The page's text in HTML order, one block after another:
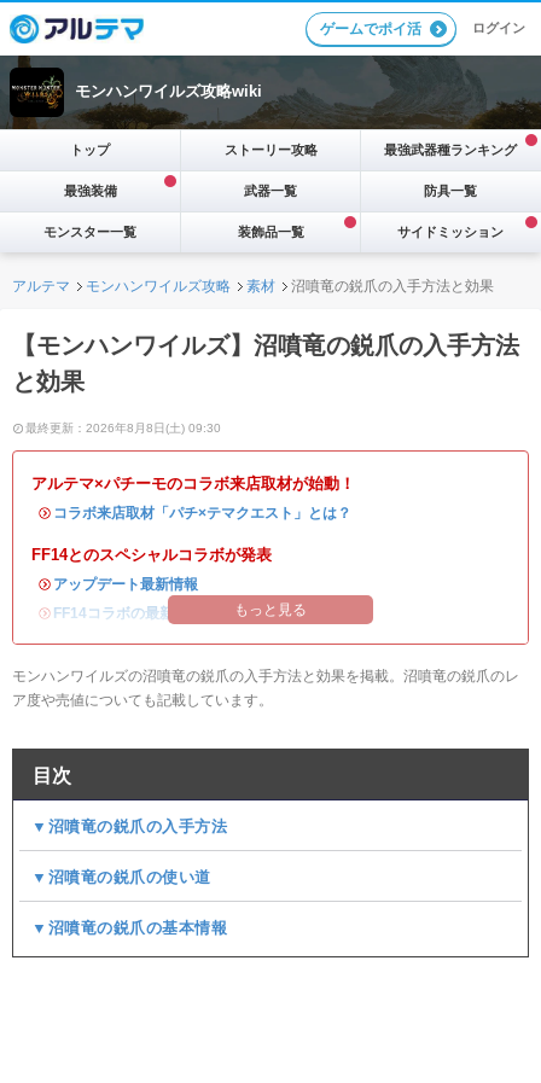
ゲームでポイ活 ログイン
モンハンワイルズ攻略wiki
トップ ストーリー攻略 最強武器種ランキング
最強装備 武器一覧 防具一覧
モンスター一覧 装飾品一覧 サイドミッション
アルテマ モンハンワイルズ攻略 素材 沼噴竜の鋭爪の入手方法と効果
【モンハンワイルズ】沼噴竜の鋭爪の入手方法
と効果
最終更新：2026年8月8日(土) 09:30
アルテマ×パチーモのコラボ来店取材が始動！
・ コラボ来店取材「パチ×テマクエスト」とは？
FF14とのスペシャルコラボが発表
・ アップデート最新情報
・ FF14コラボの最新情報 オメガ・プラネテス攻略
もっと見る
モンハンワイルズの沼噴竜の鋭爪の入手方法と効果を掲載。沼噴竜の鋭爪のレ
ア度や売値についても記載しています。
目次
▼沼噴竜の鋭爪の入手方法
▼沼噴竜の鋭爪の使い道
▼沼噴竜の鋭爪の基本情報